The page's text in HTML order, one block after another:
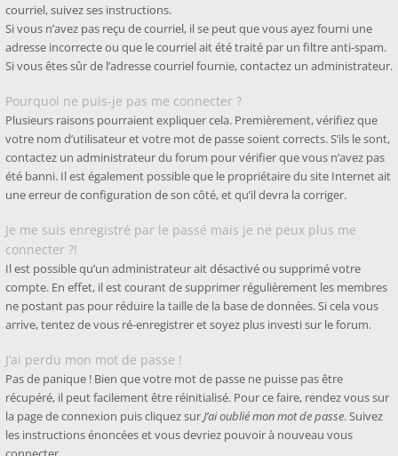
courriel, suivez ses instructions.
Si vous n’avez pas reçu de courriel, il se peut que vous ayez fourni une
adresse incorrecte ou que le courriel ait été traité par un filtre anti-spam.
Si vous êtes sûr de l’adresse courriel fournie, contactez un administrateur.
Pourquoi ne puis-je pas me connecter ?
Plusieurs raisons pourraient expliquer cela. Premièrement, vérifiez que
votre nom d’utilisateur et votre mot de passe soient corrects. S’ils le sont,
contactez un administrateur du forum pour vérifier que vous n’avez pas
été banni. Il est également possible que le propriétaire du site Internet ait
une erreur de configuration de son côté, et qu’il devra la corriger.
Je me suis enregistré par le passé mais je ne peux plus me
connecter ?!
Il est possible qu’un administrateur ait désactivé ou supprimé votre
compte. En effet, il est courant de supprimer régulièrement les membres
ne postant pas pour réduire la taille de la base de données. Si cela vous
arrive, tentez de vous ré-enregistrer et soyez plus investi sur le forum.
J’ai perdu mon mot de passe !
Pas de panique ! Bien que votre mot de passe ne puisse pas être
récupéré, il peut facilement être réinitialisé. Pour ce faire, rendez vous sur
la page de connexion puis cliquez surJ’ai oublié mon mot de passe. Suivez
les instructions énoncées et vous devriez pouvoir à nouveau vous